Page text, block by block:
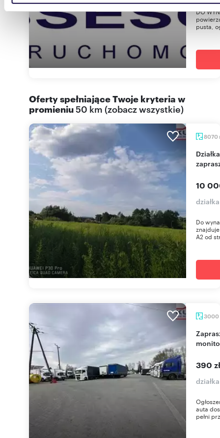
korzystania z ich usług.
DO
pusta,
Oferty spełniające Twoje kryteria w
promieniu50 km (zobacz wszystkie)
8070
Działka 8 070 m² pod usługi i magazyny -
10
Do
A2 od
3000
Zapraszam do wynajęcia 3000 m² parkingu z
390
auta
pełni